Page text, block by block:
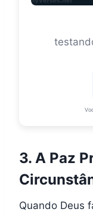
3. A Paz
Quando Deus